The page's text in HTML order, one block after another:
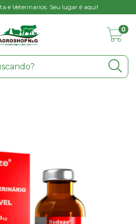
e Veterinarios. Seu lugar é aqui!
0